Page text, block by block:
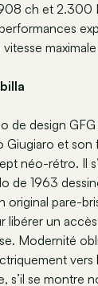
ch et 2.300
de design
et son
néo-rétro. Il
de 1963
original pare-
libérer un
Modernité
vers
s’il se montre